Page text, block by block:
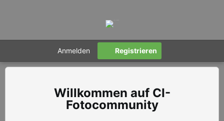
Anmelden Registrieren
CI-
Fotocommunity